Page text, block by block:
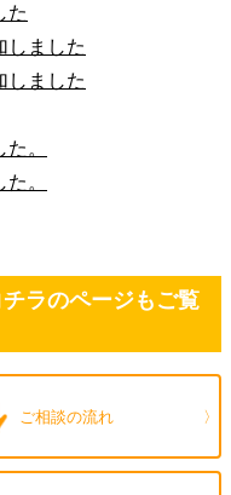
た
しました
しました
。
。
ラのページもご覧
ご相談の流れ